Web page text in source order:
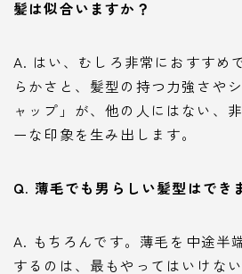
髪は似合いますか？
A. はい、むしろ非常におすすめ
らかさと、髪型の持つ力強さや
ャップ」が、他の人にはない、
ーな印象を生み出します。
Q. 薄毛でも男らしい髪型はでき
A. もちろんです。薄毛を中途半
するのは、最もやってはいけな